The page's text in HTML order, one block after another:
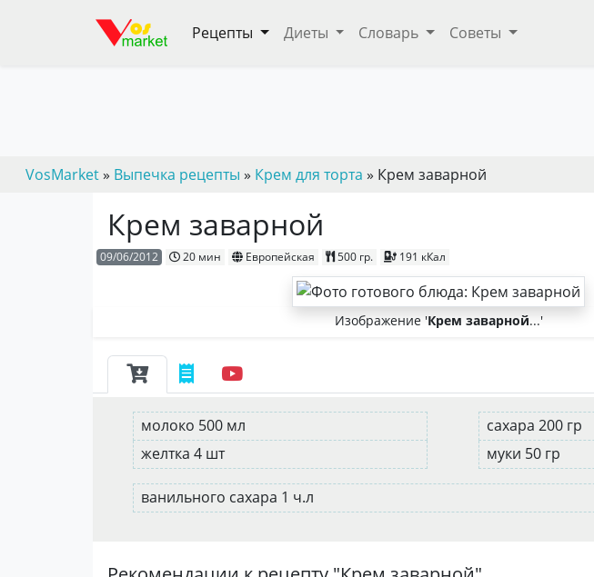
Рецепты Диеты Словарь Советы
VosMarket» Выпечка рецепты » Крем для торта » Крем заварной
Крем заварной
09/06/2012 20 мин Европейская 500 гр. 191 кКал
Изображение 'Крем заварной...'
молоко 500 мл
желтка 4 шт
сахара 200 гр
муки 50 гр
ванильного сахара 1 ч.л